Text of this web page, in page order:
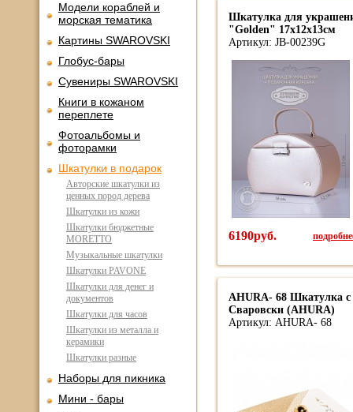
Модели кораблей и
морская тематика
Картины SWAROVSKI
Глобус-бары
Сувениры SWAROVSKI
Книги в кожаном
переплете
Фотоальбомы и
фоторамки
Шкатулки в подарок
Авторские шкатулки из
ценных пород дерева
Шкатулки из кожи
Шкатулки бюджетные
MORETTO
Музыкальные шкатулки
Шкатулки PAVONE
Шкатулки для денег и
документов
Шкатулки для часов
Шкатулки из металла и
керамики
Шкатулки разные
Наборы для пикника
Мини - бары
Шкатулка для
"Golden" 17х12х13см
Артикул: JB-00239G
6190руб.
AHURA- 68 Шкатулка с
Сваровски (AHURA)
Артикул: AHURA- 68